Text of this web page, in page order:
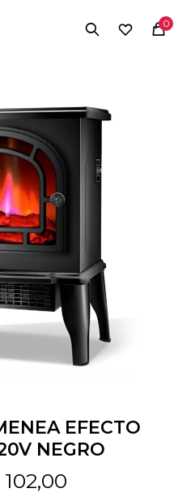
0
EFECTO
NEGRO
102,00
MI CUENTA